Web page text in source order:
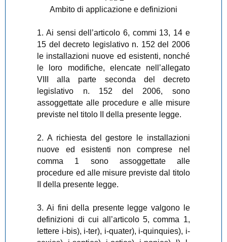
Ambito di applicazione e definizioni
1. Ai sensi dell’articolo 6, commi 13, 14 e
15 del decreto legislativo n. 152 del 2006
le installazioni nuove ed esistenti, nonché
le loro modifiche, elencate nell’allegato
VIII alla parte seconda del decreto
legislativo n. 152 del 2006, sono
assoggettate alle procedure e alle misure
previste nel titolo II della presente legge.
2. A richiesta del gestore le installazioni
nuove ed esistenti non comprese nel
comma 1 sono assoggettate alle
procedure ed alle misure previste dal titolo
II della presente legge.
3. Ai fini della presente legge valgono le
definizioni di cui all’articolo 5, comma 1,
lettere i-bis), i-ter), i-quater), i-quinquies), i-